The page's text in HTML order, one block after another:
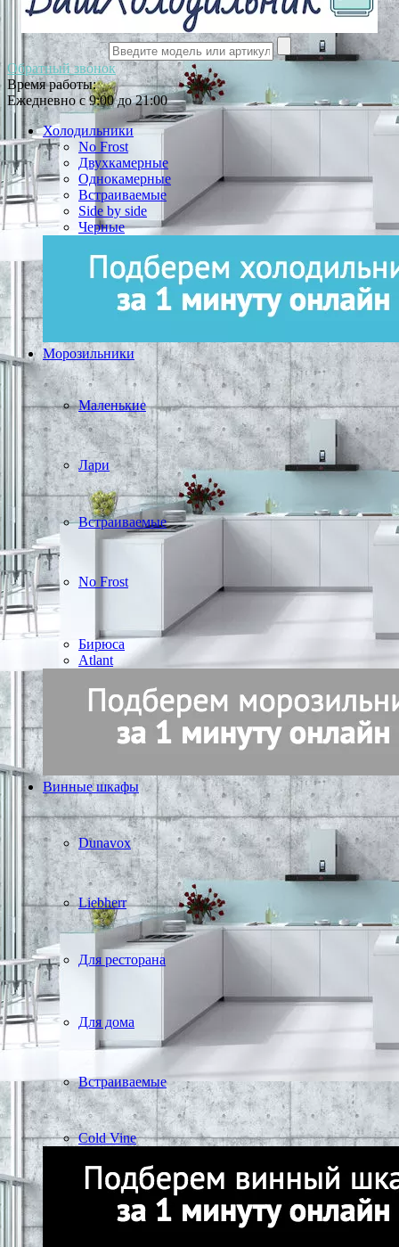
Обратный звонок
Время работы:
Ежедневно с 9:00 до 21:00
Холодильники
No Frost
Двухкамерные
Однокамерные
Встраиваемые
Side by side
Черные
Морозильники
Маленькие
Лари
Встраиваемые
No Frost
Бирюса
Atlant
Винные шкафы
Dunavox
Liebherr
Для ресторана
Для дома
Встраиваемые
Cold Vine